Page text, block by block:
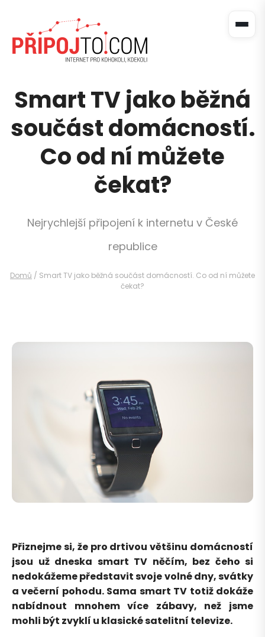
Smart TV jako běžná
součást domácností.
Co od ní můžete
čekat?
Nejrychlejší připojení k internetu v České
republice
Domů / Smart TV jako běžná součást domácností. Co od ní můžete
čekat?
Přiznejme si, že pro drtivou většinu domácností
jsou už dneska smart TV něčím, bez čeho si
nedokážeme představit svoje volné dny, svátky
a večerní pohodu. Sama smart TV totiž dokáže
nabídnout mnohem více zábavy, než jsme
mohli být zvyklí u klasické satelitní televize.